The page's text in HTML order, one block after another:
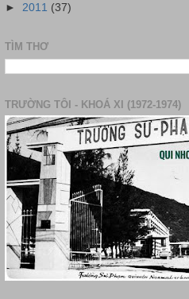
► 2011 (37)
TÌM THƠ
TRƯỜNG TÔI - KHOÁ XI (1972-1974)